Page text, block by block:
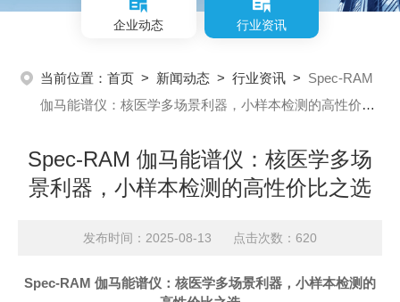
企业动态 行业资讯
当前位置： 首页 > 新闻动态 > 行业资讯 > Spec-RAM
伽马能谱仪：核医学多场景利器，小样本检测的高性价比
Spec-RAM 伽马能谱仪：核医学多场
景利器，小样本检测的高性价比之选
发布时间：2025-08-13 点击次数：620
Spec-RAM 伽马能谱仪：核医学多场景利器，小样本检测的